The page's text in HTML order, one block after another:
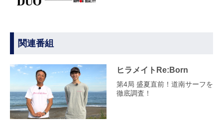
関連番組
ヒラメイトRe:Born
第4局 盛夏直前！道南サーフを
徹底調査！